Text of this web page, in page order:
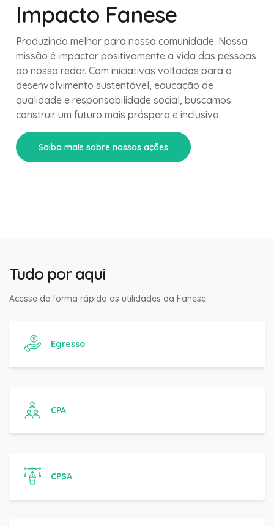
Impacto Fanese
Produzindo melhor para nossa comunidade. Nossa
missão é impactar positivamente a vida das pessoas
ao nosso redor. Com iniciativas voltadas para o
desenvolvimento sustentável, educação de
qualidade e responsabilidade social, buscamos
construir um futuro mais próspero e inclusivo.
Saiba mais sobre nossas ações
Tudo por aqui
Acesse de forma rápida as utilidades da Fanese.
Egresso
CPA
CPSA